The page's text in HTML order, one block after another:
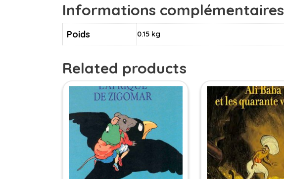
Informations complémentaires
Poids 0.15 kg
Related products